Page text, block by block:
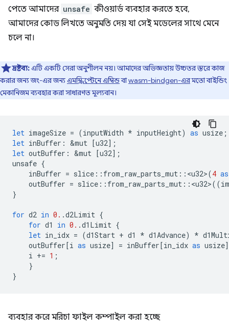
পেতে আমাদের unsafe কীওয়ার্ড ব্যবহার করতে হবে,
আমাদের কোড লিখতে অনুমতি দেয় যা সেই মডেলের সাথে মেনে
চলে না।
দ্রষ্টব্য:এটি একটি সেরা অনুশীলন নয়। আমাদের অভিজ্ঞতায় উচ্চতর স্তরে কাজ
করার জন্য জং-এর জন্যএমস্ক্রিপ্টেনে এম্বিন্ডবাwasm-bindgen-এরমতো বাইন্ডিং
মেকানিজম ব্যবহার করা সাধারণত মূল্যবান।
let imageSize = (inputWidth * inputHeight) as usize ;
let inBuffer : &mut [u32];
let outBuffer : &mut [u32];
unsafe {
inBuffer = slice :: from_raw_parts_mut :: <u32>(4 as
outBuffer = slice :: from_raw_parts_mut :: <u32>((
}
for d2 in 0. .d2Limit {
for d1 in 0. .d1Limit {
let in_idx = (d1Start + d1 * d1Advance) *
outBuffer[i as usize] = inBuffer[in_idx as usize
i += 1 ;
}
}
ব্যবহার করে মরিচা ফাইল কম্পাইল করা হচ্ছে